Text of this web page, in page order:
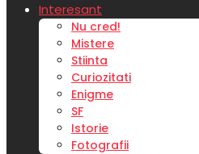
Interesant
Nu cred!
Mistere
Stiinta
Curiozitati
Enigme
SF
Istorie
Fotografii